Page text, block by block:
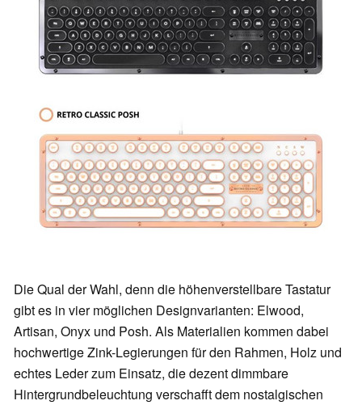
Die Qual der Wahl, denn die höhenverstellbare Tastatur
gibt es in vier möglichen Designvarianten: Elwood,
Artisan, Onyx und Posh. Als Materialien kommen dabei
hochwertige Zink-Legierungen für den Rahmen, Holz und
echtes Leder zum Einsatz, die dezent dimmbare
Hintergrundbeleuchtung verschafft dem nostalgischen